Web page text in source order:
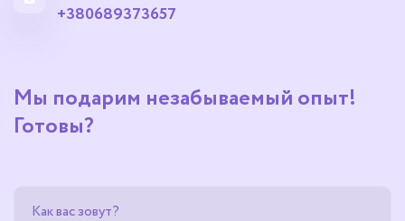
Мы подарим незабываемый опыт!
Готовы?
+380689373657